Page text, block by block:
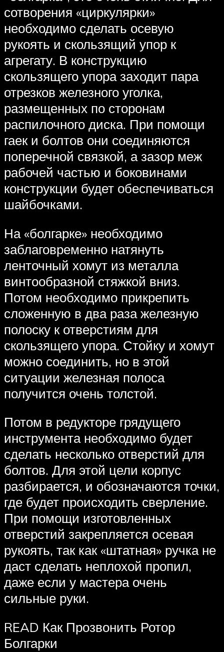
сотворения «циркулярки»
необходимо сделать осевую
рукоять и скользящий упор к
агрегату. В конструкцию
скользящего упора заходит пара
отрезков железного уголка,
размещенных по сторонам
распилочного диска. При помощи
гаек и болтов они соединяются
поперечной связкой, а зазор меж
рабочей частью и боковинами
конструкции будет обеспечиваться
шайбочками.
На «болгарке» необходимо
заблаговременно натянуть
ленточный хомут из металла
винтообразной стяжкой вниз.
Потом необходимо прикрепить
сложенную в два раза железную
полоску к отверстиям для
скользящего упора. Стойку и хомут
можно соединить, но в этой
ситуации железная полоса
получится очень толстой.
Потом в редукторе грядущего
инструмента необходимо будет
сделать несколько отверстий для
болтов. Для этой цели корпус
разбирается, и обозначаются точки,
где будет происходить сверление.
При помощи изготовленных
отверстий закрепляется осевая
рукоять, так как «штатная» ручка не
даст сделать неплохой пропил,
даже если у мастера очень
сильные руки.
READ Как Прозвонить Ротор
Болгарки